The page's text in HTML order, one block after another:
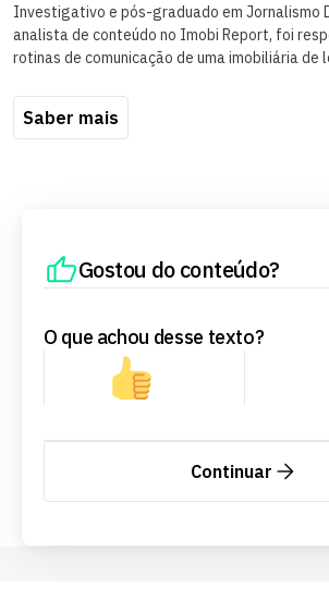
Investigativo e pós-graduado em Jornalismo
analista de conteúdo no Imobi Report, foi
rotinas de comunicação de uma imobiliária de
Saber mais
Gostou do conteúdo?
O que achou desse texto?
Continuar